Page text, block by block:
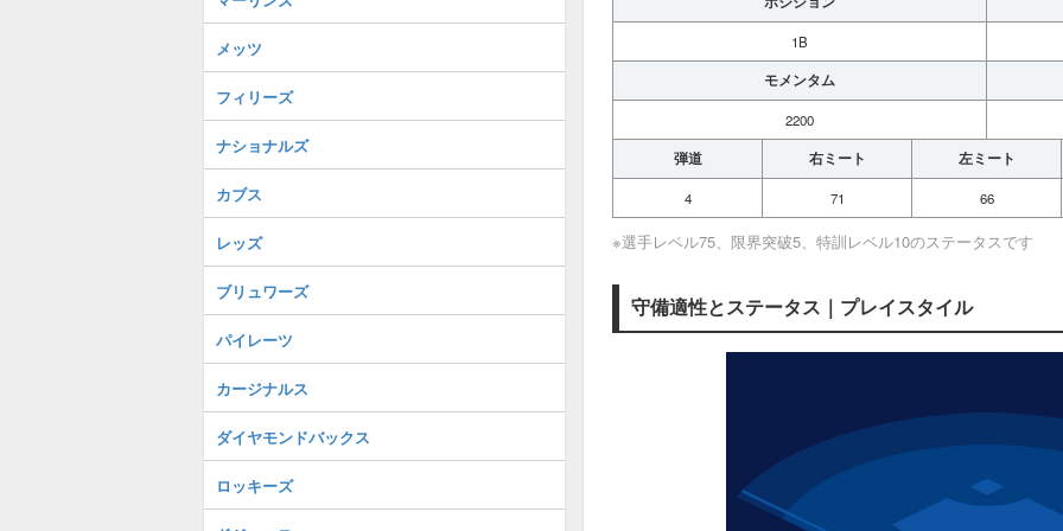
1B
モメンタム
2200
弾道 右ミート 左ミート
4 71 66
※選手レベル75、限界突破5、特訓レベル10のステータスです
守備適性とステータス｜プレイスタイル
メッツ
フィリーズ
ナショナルズ
カブス
レッズ
ブリュワーズ
パイレーツ
カージナルス
ダイヤモンドバックス
ロッキーズ